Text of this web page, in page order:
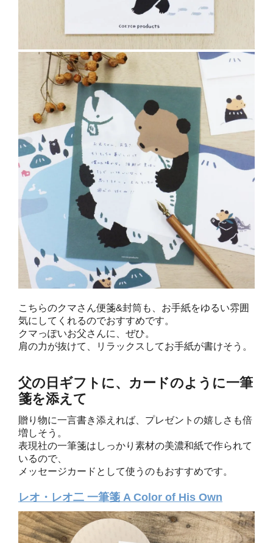
こちらのクマさん便箋&封筒も、お手紙をゆるい雰囲
気にしてくれるのでおすすめです。
クマっぽいお父さんに、ぜひ。
肩の力が抜けて、リラックスしてお手紙が書けそう。
父の日ギフトに、カードのように一筆
箋を添えて
贈り物に一言書き添えれば、プレゼントの嬉しさも倍
増しそう。
表現社の一筆箋はしっかり素材の美濃和紙で作られて
いるので、
メッセージカードとして使うのもおすすめです。
レオ・レオ二 一筆箋 A Color of His Own